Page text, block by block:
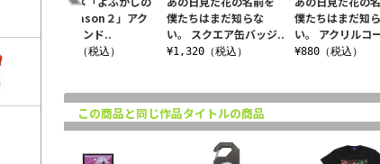
うた Season２」アク
リルスタンド..
¥1,210（税込）
僕たちはまだ知らな
い。 スクエア缶バッジ..
¥1,320（税込）
僕たちはまだ知
い。 アクリルコ
¥880（税込）
この商品と同じ作品タイトルの商品